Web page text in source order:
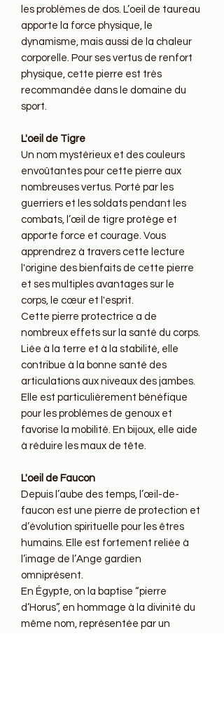
les problèmes de dos. L’oeil de taureau
apporte la force physique, le
dynamisme, mais aussi de la chaleur
corporelle. Pour ses vertus de renfort
physique, cette pierre est très
recommandée dans le domaine du
sport.
L'oeil de Tigre
Un nom mystérieux et des couleurs
envoûtantes pour cette pierre aux
nombreuses vertus. Porté par les
guerriers et les soldats pendant les
combats, l’œil de tigre protège et
apporte force et courage. Vous
apprendrez à travers cette lecture
l'origine des bienfaits de cette pierre
et ses multiples avantages sur le
corps, le cœur et l'esprit.
Cette pierre protectrice a de
nombreux effets sur la santé du corps.
Liée à la terre et à la stabilité, elle
contribue à la bonne santé des
articulations aux niveaux des jambes.
Elle est particulièrement bénéfique
pour les problèmes de genoux et
favorise la mobilité. En bijoux, elle aide
à réduire les maux de tête.
L'oeil de Faucon
Depuis l’aube des temps, l’œil-de-
faucon est une pierre de protection et
d’évolution spirituelle pour les êtres
humains. Elle est fortement reliée à
l’image de l’Ange gardien
omniprésent.
En Égypte, on la baptise “pierre
d’Horus”, en hommage à la divinité du
même nom, représentée par un